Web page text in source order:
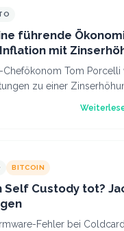
führende
mit
Chefökonom Tom Porcelli
zu einer
BITCOIN
Self Custody tot?
Fehler bei